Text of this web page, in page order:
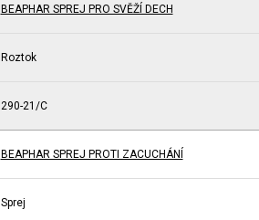
BEAPHAR SPREJ PRO SVĚŽÍ DECH
Roztok
290-21/C
BEAPHAR SPREJ PROTI ZACUCHÁNÍ
Sprej